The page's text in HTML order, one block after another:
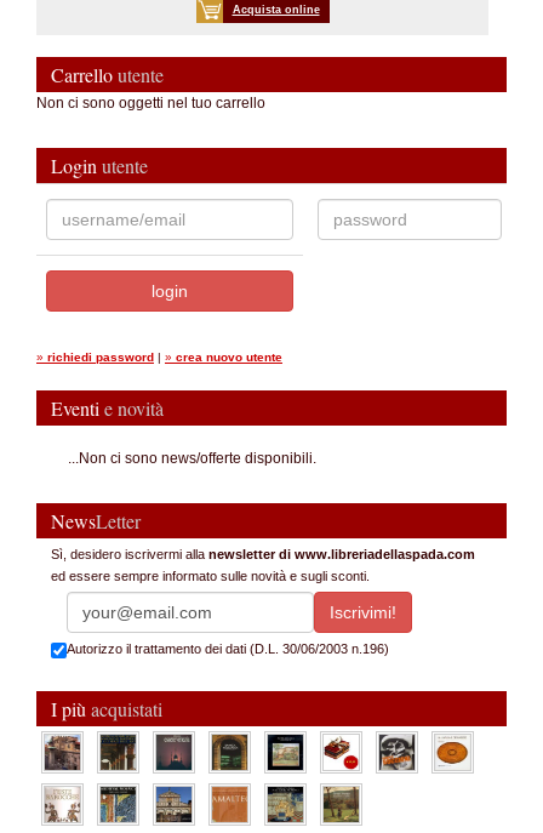
Acquista online
Carrelloutente
Non ci sono oggetti nel tuo carrello
Login utente
» richiedi password | » crea nuovo utente
Eventi e novità
...Non ci sono news/offerte disponibili.
NewsLetter
Sì, desidero iscrivermi alla newsletter di www.libreriadellaspada.com
ed essere sempre informato sulle novità e sugli sconti.
Autorizzo il trattamento dei dati (D.L. 30/06/2003 n.196)
I più acquistati